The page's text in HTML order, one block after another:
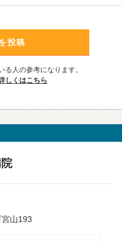
投稿
人の参考になります。
しくはこちら
山193